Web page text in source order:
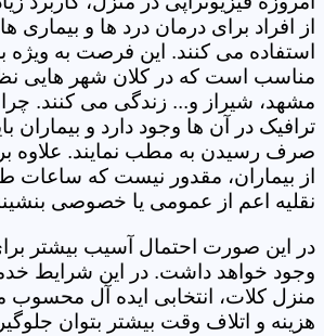
از افراد برای درمان درد ها و
استفاده می کنند. این فرصت به ویژه
مناسب است که در کلان شهر هایی
مشهد، شیراز و... زندگی می کنند.
ترافیک در آن ها وجود دارد و بیماران
صرف رسیدن به مطب نمایند. علاوه
از بیماران، مقدور نیست که ساعات
نقلیه اعم از عمومی یا خصوصی
در این صورت احتمال آسیب بیشتر
وجود خواهد داشت. در این شرایط
منزل کلات، انتخابی ایده آل محسوب
هزینه و اتلاف وقت بیشتر بتوان